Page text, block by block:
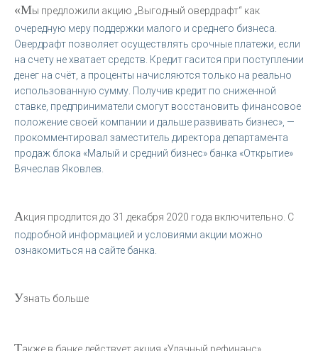
«Мы предложили акцию „Выгодный овердрафт“ как
очередную меру поддержки малого и среднего бизнеса.
Овердрафт позволяет осуществлять срочные платежи, если
на счету не хватает средств. Кредит гасится при поступлении
денег на счёт, а проценты начисляются только на реально
использованную сумму. Получив кредит по сниженной
ставке, предприниматели смогут восстановить финансовое
положение своей компании и дальше развивать бизнес», —
прокомментировал заместитель директора департамента
продаж блока «Малый и средний бизнес» банка «Открытие»
Вячеслав Яковлев.
Акция продлится до 31 декабря 2020 года включительно. С
подробной информацией и условиями акции можно
ознакомиться на сайте банка.
Узнать больше
Также в банке действует акция «Удачный рефинанс»,